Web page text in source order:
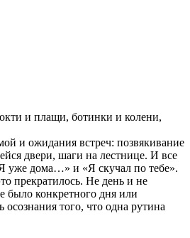
и плащи, ботинки и колени,
и ожидания встреч: позвякивание
двери, шаги на лестнице. И все
уже дома…» и «Я скучал по тебе».
прекратилось. Не день и не
было конкретного дня или
того, что одна рутина